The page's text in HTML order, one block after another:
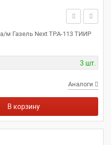
м Газель Next ТР.А-113 ТИИР
3 шт.
Аналоги
В корзину